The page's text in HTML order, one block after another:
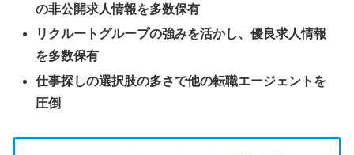
の非公開求人情報を多数保有
リクルートグループの強みを活かし、優良求人情報
を多数保有
仕事探しの選択肢の多さで他の転職エージェントを
圧倒